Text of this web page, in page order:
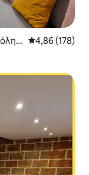
Μέση
4,86 (178)